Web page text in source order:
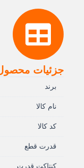
جزئیات محصول
نام کالا
کد کالا
قدرت قطع
کنتاکت قدرت